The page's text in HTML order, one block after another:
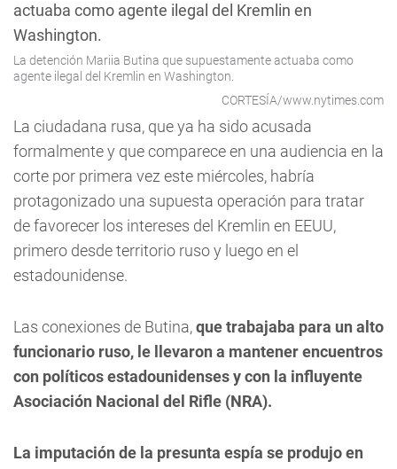
La detención Mariia Butina que supuestamente actuaba como
agente ilegal del Kremlin en Washington.
CORTESÍA/www.nytimes.com
La ciudadana rusa, que ya ha sido acusada
formalmente y que comparece en una audiencia en la
corte por primera vez este miércoles, habría
protagonizado una supuesta operación para tratar
de favorecer los intereses del Kremlin en EEUU,
primero desde territorio ruso y luego en el
estadounidense.
Las conexiones de Butina,que trabajaba para un alto
funcionario ruso, le llevaron a mantener encuentros
con políticos estadounidenses y con la influyente
Asociación Nacional del Rifle (NRA).
La imputación de la presunta espía se produjo en